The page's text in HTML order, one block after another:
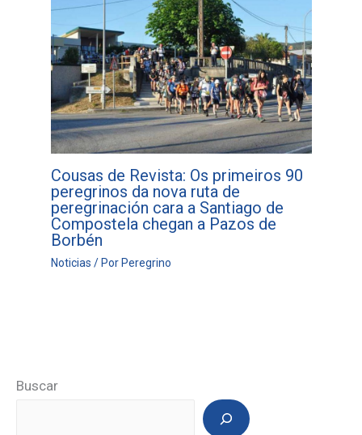
Cousas de Revista: Os primeiros 90
peregrinos da nova ruta de
peregrinación cara a Santiago de
Compostela chegan a Pazos de
Borbén
Noticias / Por Peregrino
Buscar